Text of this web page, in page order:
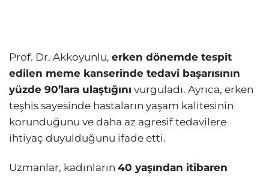
Prof. Dr. Akkoyunlu, erken dönemde tespit
edilen meme kanserinde tedavi başarısının
yüzde 90’lara ulaştığını vurguladı. Ayrıca, erken
teşhis sayesinde hastaların yaşam kalitesinin
korunduğunu ve daha az agresif tedavilere
ihtiyaç duyulduğunu ifade etti.
Uzmanlar, kadınların 40 yaşından itibaren